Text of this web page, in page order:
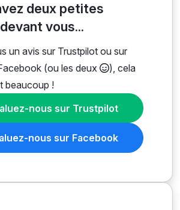
deux petites
vous...
un avis sur Trustpilot ou sur
(ou les deux
), cela
beaucoup !
nous sur Trustpilot
nous sur Facebook